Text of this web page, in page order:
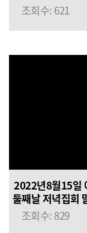
목사님) 우리의
그리스도
조회수: 621
2022년8월15일
둘째날 저녁집회
목사님) 네가
사랑하느
조회수: 829